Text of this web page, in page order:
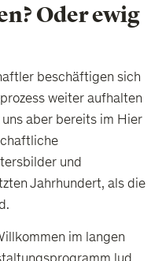
Oder ewig
beschäftigen sich
weiter aufhalten
aber bereits im Hier
und
Jahrhundert, als die
im langen